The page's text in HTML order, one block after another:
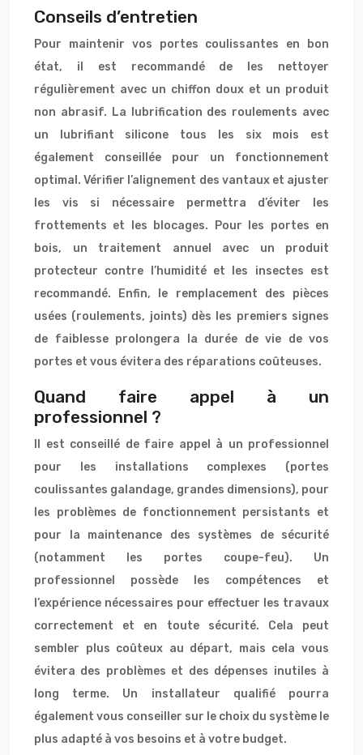
Conseils d’entretien
Pour maintenir vos portes coulissantes en bon
état, il est recommandé de les nettoyer
régulièrement avec un chiffon doux et un produit
non abrasif. La lubrification des roulements avec
un lubrifiant silicone tous les six mois est
également conseillée pour un fonctionnement
optimal. Vérifier l’alignement des vantaux et ajuster
les vis si nécessaire permettra d’éviter les
frottements et les blocages. Pour les portes en
bois, un traitement annuel avec un produit
protecteur contre l’humidité et les insectes est
recommandé. Enfin, le remplacement des pièces
usées (roulements, joints) dès les premiers signes
de faiblesse prolongera la durée de vie de vos
portes et vous évitera des réparations coûteuses.
Quand faire appel à un
professionnel ?
Il est conseillé de faire appel à un professionnel
pour les installations complexes (portes
coulissantes galandage, grandes dimensions), pour
les problèmes de fonctionnement persistants et
pour la maintenance des systèmes de sécurité
(notamment les portes coupe-feu). Un
professionnel possède les compétences et
l’expérience nécessaires pour effectuer les travaux
correctement et en toute sécurité. Cela peut
sembler plus coûteux au départ, mais cela vous
évitera des problèmes et des dépenses inutiles à
long terme. Un installateur qualifié pourra
également vous conseiller sur le choix du système le
plus adapté à vos besoins et à votre budget.